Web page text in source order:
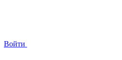
Войти